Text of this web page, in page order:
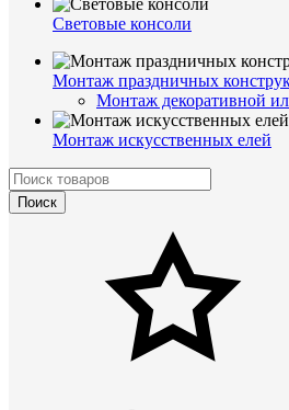
Световые консоли
Монтаж праздничных
Монтаж декоративной
Монтаж искусственных елей
Поиск